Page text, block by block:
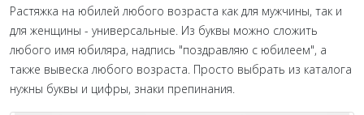
Растяжка на юбилей любого возраста как для мужчины, так и
для женщины - универсальные. Из буквы можно сложить
любого имя юбиляра, надпись "поздравляю с юбилеем", а
также вывеска любого возраста. Просто выбрать из каталога
нужны буквы и цифры, знаки препинания.